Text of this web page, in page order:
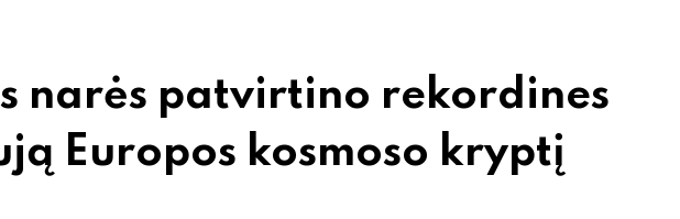
narės patvirtino rekordines
Europos kosmoso kryptį